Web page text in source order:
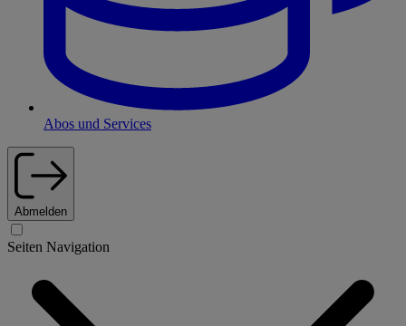
Abos und Services
Abmelden
Seiten Navigation